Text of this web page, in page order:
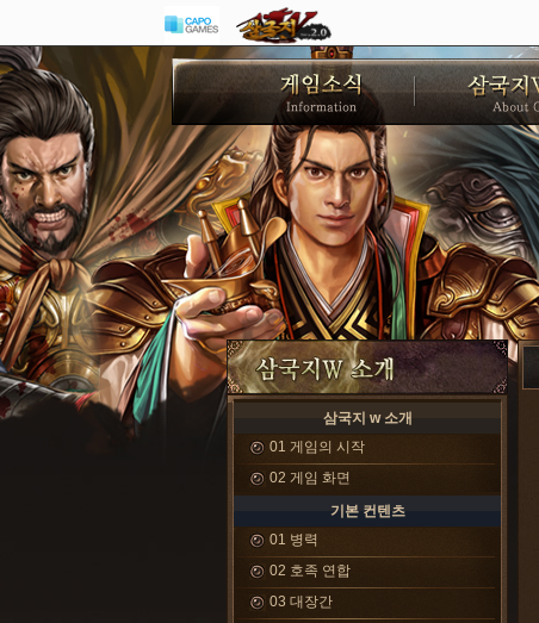
삼국지 w 소개
01 게임의 시작
02 게임 화면
기본 컨텐츠
01 병력
02 호족 연합
03 대장간